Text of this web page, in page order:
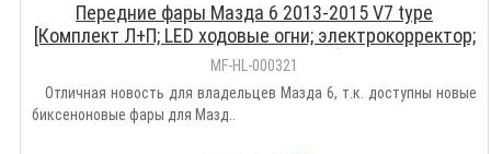
Передние фары Мазда 6 2013-2015 V7 type
[Комплект Л+П; LED ходовые огни; электрокорректор;
биксеноновая линза]
MF-HL-000321
Отличная новость для владельцев Мазда 6, т.к. доступны новые
биксеноновые фары для Мазд..